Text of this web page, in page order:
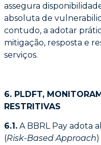
assegura
absoluta de
contudo, a adotar
mitigação, resposta e
serviços.
6. PLDFT,
RESTRITIVAS
6.1. A BBRL Pay adota
(Risk-Based Approach